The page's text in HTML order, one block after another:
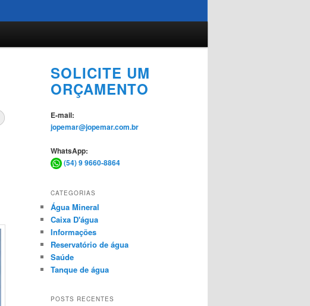
SOLICITE UM
ORÇAMENTO
E-mail:
jopemar@jopemar.com.br
WhatsApp:
(54) 9 9660-8864
CATEGORIAS
Água Mineral
Caixa D'água
Informações
Reservatório de água
Saúde
Tanque de água
POSTS RECENTES